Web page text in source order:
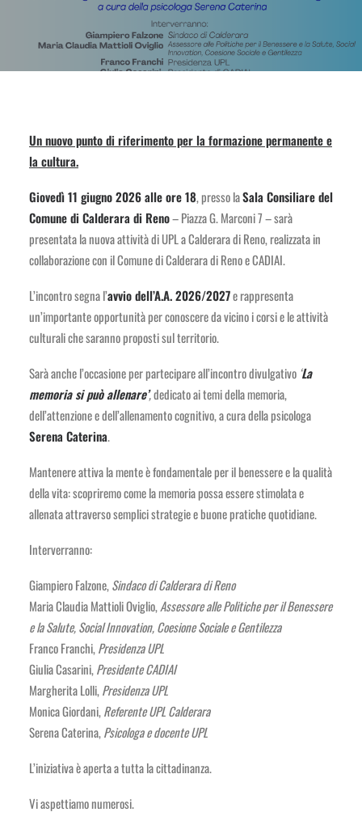
Un nuovo punto di riferimento per la formazione permanente e
la cultura.
Giovedì 11 giugno 2026 alle ore 18, presso laSala Consiliare del
Comune di Calderara di Reno– Piazza G. Marconi 7 – sarà
presentata la nuova attività di UPL a Calderara di Reno, realizzata in
collaborazione con il Comune di Calderara di Reno e CADIAI.
L’incontro segna l’avvio dell’A.A. 2026/2027e rappresenta
un’importante opportunità per conoscere da vicino i corsi e le attività
culturali che saranno proposti sul territorio.
Sarà anche l’occasione per partecipare all’incontro divulgativo La
memoria si può allenare’,dedicato ai temi della memoria,
dell’attenzione e dell’allenamento cognitivo, a cura della psicologa
Serena Caterina.
Mantenere attiva la mente è fondamentale per il benessere e la qualità
della vita: scopriremo come la memoria possa essere stimolata e
allenata attraverso semplici strategie e buone pratiche quotidiane.
Interverranno:
Giampiero Falzone,Sindaco di Calderara di Reno
Maria Claudia Mattioli Oviglio,Assessore alle Politiche per il Benessere
e la Salute, Social Innovation, Coesione Sociale e Gentilezza
Franco Franchi,Presidenza UPL
Giulia Casarini,Presidente CADIAI
Margherita Lolli,Presidenza UPL
Monica Giordani,Referente UPL Calderara
Serena Caterina,Psicologa e docente UPL
L’iniziativa è aperta a tutta la cittadinanza.
Vi aspettiamo numerosi.